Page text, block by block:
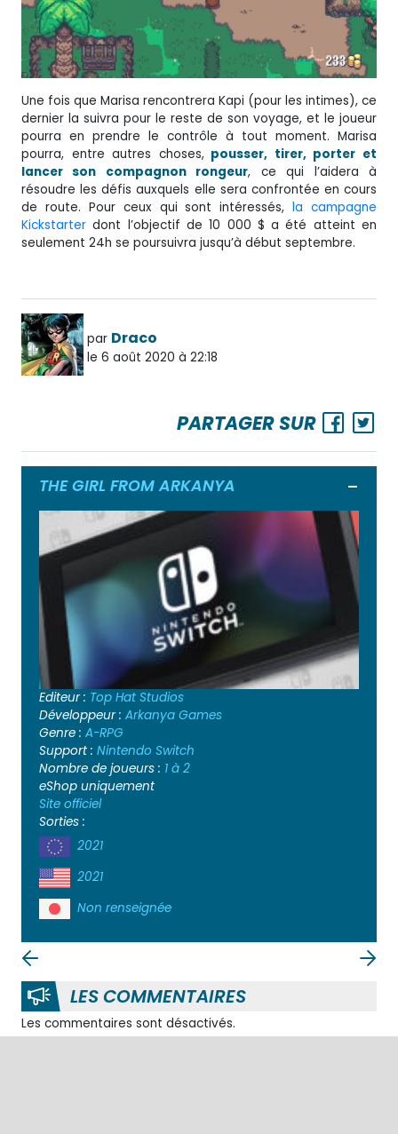
Une fois que Marisa rencontrera Kapi (pour les intimes), ce
dernier la suivra pour le reste de son voyage, et le joueur
pourra en prendre le contrôle à tout moment. Marisa
pourra, entre autres choses,pousser, tirer, porter et
lancer son compagnon rongeur, ce qui l’aidera à
résoudre les défis auxquels elle sera confrontée en cours
de route. Pour ceux qui sont intéressés,la campagne
Kickstarter dont l’objectif de 10 000 $ a été atteint en
seulement 24h se poursuivra jusqu’à début septembre.
par Draco
le 6 août 2020 à 22:18
PARTAGER SUR
THE GIRL FROM ARKANYA
Editeur : Top Hat Studios
Développeur : Arkanya Games
Genre : A-RPG
Support : Nintendo Switch
Nombre de joueurs : 1 à 2
eShop uniquement
Site officiel
Sorties :
2021
2021
Non renseignée
LES COMMENTAIRES
Les commentaires sont désactivés.